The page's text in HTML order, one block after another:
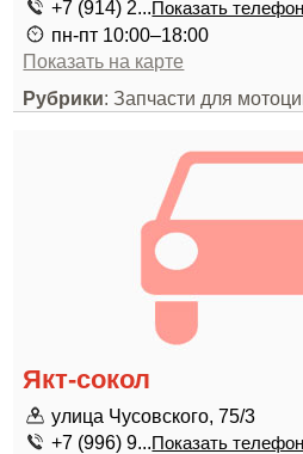
+7 (914) 2...Показать телефон
пн-пт 10:00–18:00
Показать на карте
Рубрики: Запчасти для
Якт-сокол
улица Чусовского, 75/3
+7 (996) 9...Показать телефон